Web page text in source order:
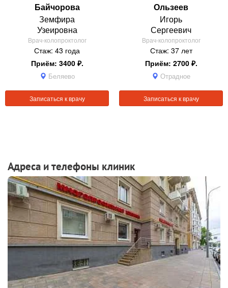
Байчорова
Земфира
Узеировна
Врач-колопроктолог
Стаж: 43 года
Приём: 3400 ₽.
Беляево
Записаться к врачу
Ользеев
Игорь
Сергеевич
Врач-колопроктолог
Стаж: 37 лет
Приём: 2700 ₽.
Отрадное
Записаться к врачу
Адреса и телефоны клиник